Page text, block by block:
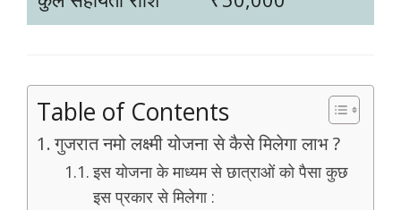
Table of Contents
गुजरात नमो लक्ष्मी योजना से कैसे मिलेगा लाभ ?
इस योजना के माध्यम से छात्राओं को पैसा कुछ
इस प्रकार से मिलेगा :